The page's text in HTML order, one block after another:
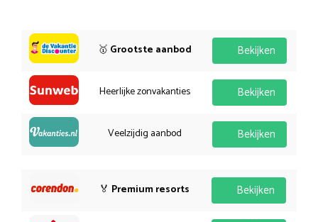
🥇 Grootste aanbod Bekijken
Heerlijke zonvakanties Bekijken
Veelzijdig aanbod Bekijken
🏅 Premium resorts Bekijken